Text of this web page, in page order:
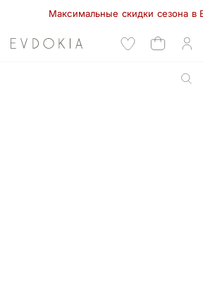
Максимальные скидки сезона в